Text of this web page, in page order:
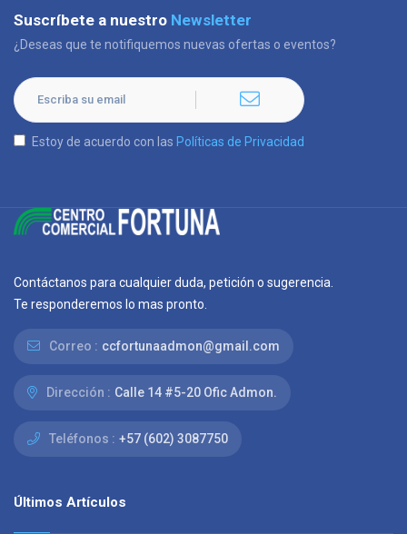
Suscríbete a nuestro Newsletter
¿Deseas que te notifiquemos nuevas ofertas o eventos?
Estoy de acuerdo con las Políticas de Privacidad
Contáctanos para cualquier duda, petición o sugerencia.
Te responderemos lo mas pronto.
Correo : ccfortunaadmon@gmail.com
Dirección : Calle 14 #5-20 Ofic Admon.
Teléfonos : +57 (602) 3087750
Últimos Artículos